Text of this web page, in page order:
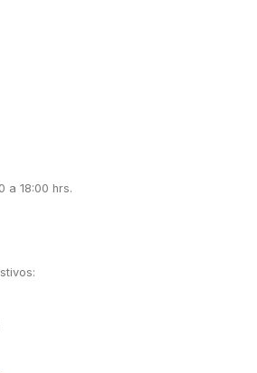
a 18:00 hrs.